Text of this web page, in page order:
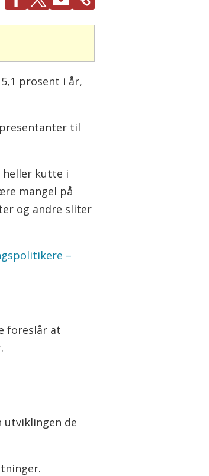
prosent i år,
til
heller kutte i
mangel på
og andre sliter
–
foreslår at
utviklingen de